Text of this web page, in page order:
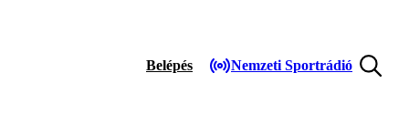
Belépés Nemzeti Sportrádió